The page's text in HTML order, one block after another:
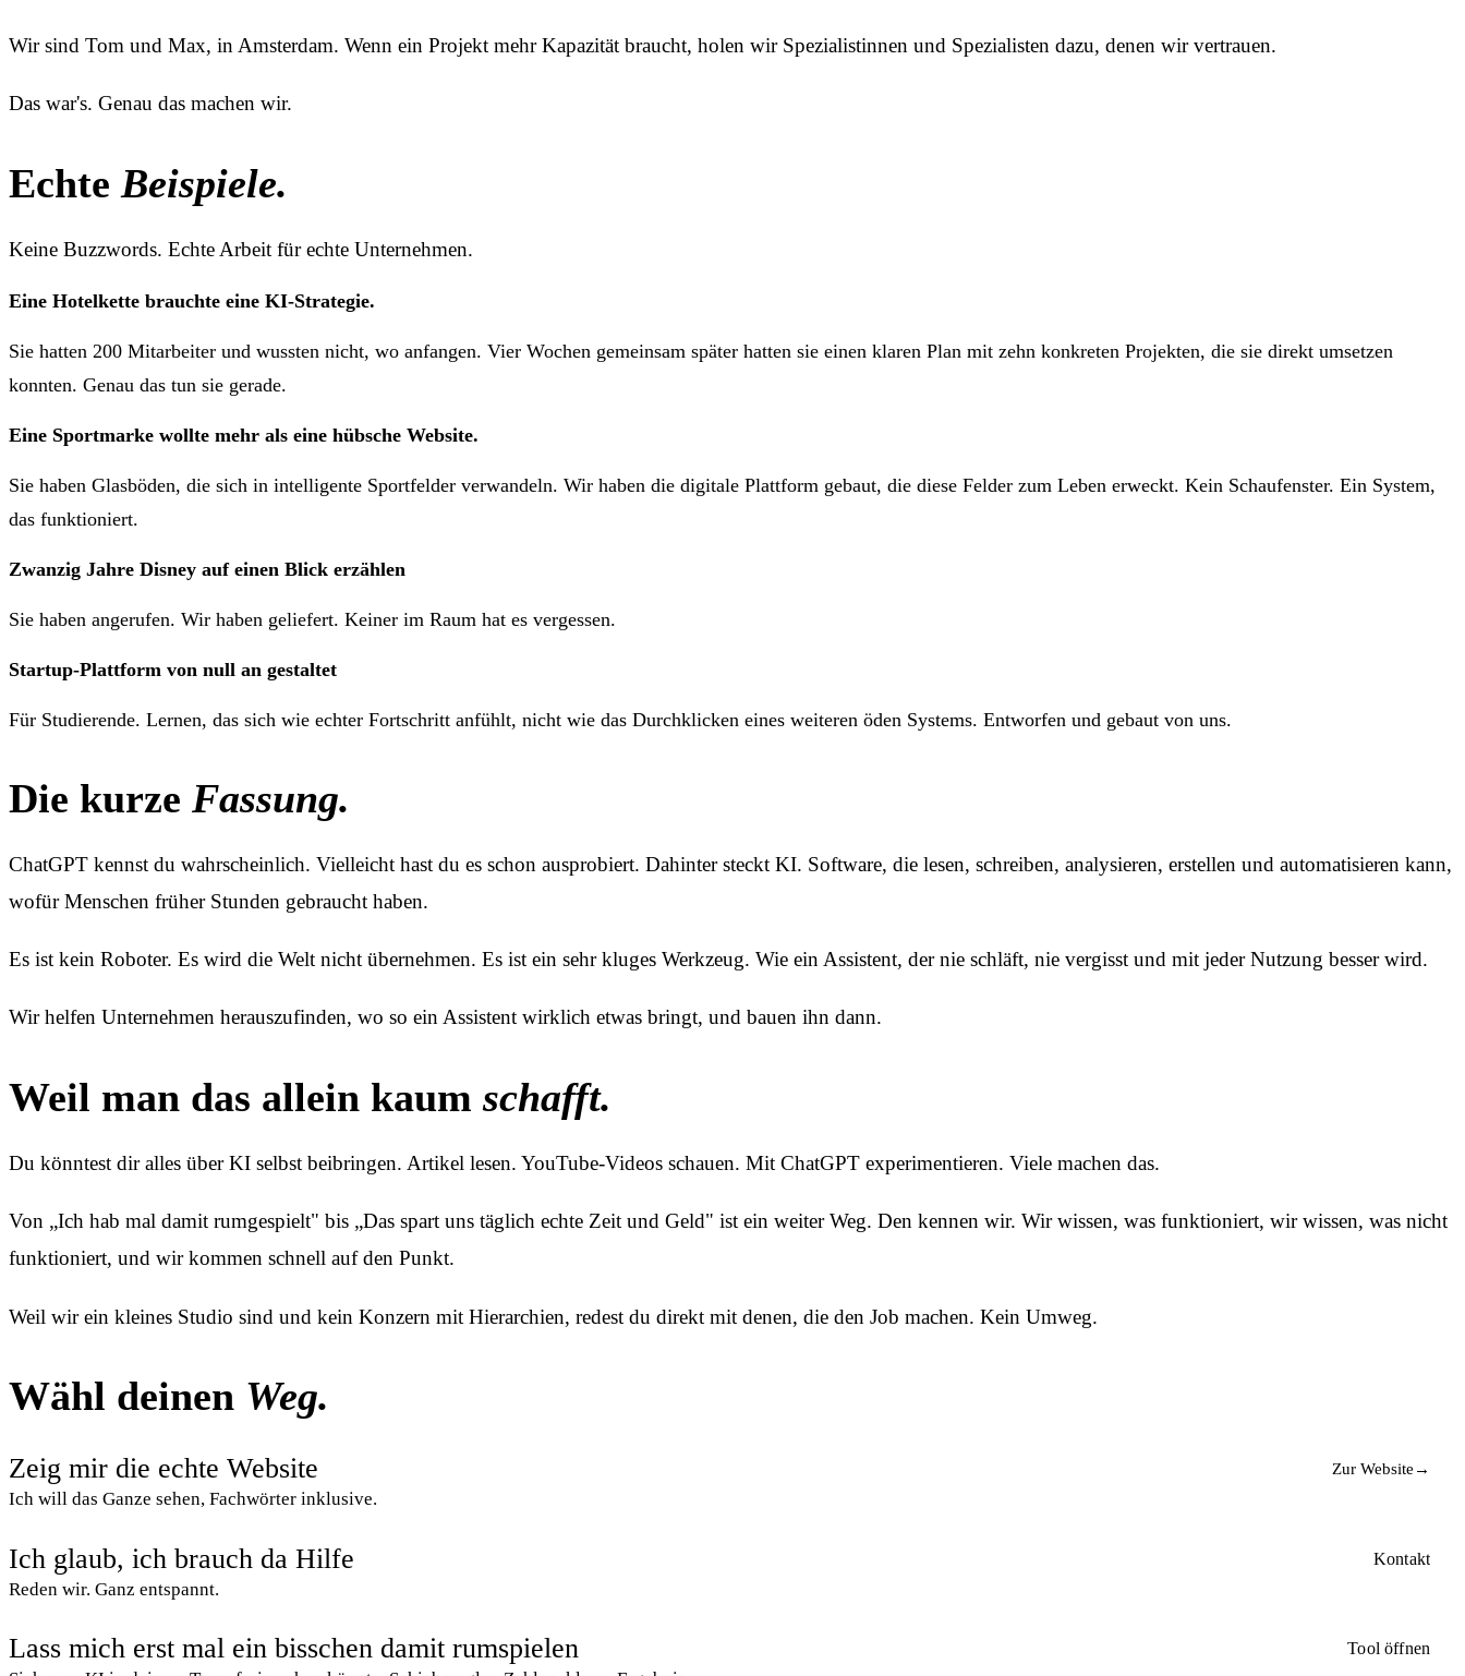
Wir sind Tom und Max, in Amsterdam. Wenn ein Projekt mehr Kapazität braucht, holen wir Spezialistinnen und Spezialisten dazu, denen wir vertrauen.
Das war's. Genau das machen wir.
Echte Beispiele.
Keine Buzzwords. Echte Arbeit für echte Unternehmen.
Eine Hotelkette brauchte eine KI-Strategie.
Sie hatten 200 Mitarbeiter und wussten nicht, wo anfangen. Vier Wochen gemeinsam später hatten sie einen klaren Plan mit zehn konkreten Projekten, die sie direkt umsetzen
konnten. Genau das tun sie gerade.
Eine Sportmarke wollte mehr als eine hübsche Website.
Sie haben Glasböden, die sich in intelligente Sportfelder verwandeln. Wir haben die digitale Plattform gebaut, die diese Felder zum Leben erweckt. Kein Schaufenster. Ein System,
das funktioniert.
Zwanzig Jahre Disney auf einen Blick erzählen
Sie haben angerufen. Wir haben geliefert. Keiner im Raum hat es vergessen.
Startup-Plattform von null an gestaltet
Für Studierende. Lernen, das sich wie echter Fortschritt anfühlt, nicht wie das Durchklicken eines weiteren öden Systems. Entworfen und gebaut von uns.
Die kurze Fassung.
ChatGPT kennst du wahrscheinlich. Vielleicht hast du es schon ausprobiert. Dahinter steckt KI. Software, die lesen, schreiben, analysieren, erstellen und automatisieren kann,
wofür Menschen früher Stunden gebraucht haben.
Es ist kein Roboter. Es wird die Welt nicht übernehmen. Es ist ein sehr kluges Werkzeug. Wie ein Assistent, der nie schläft, nie vergisst und mit jeder Nutzung besser wird.
Wir helfen Unternehmen herauszufinden, wo so ein Assistent wirklich etwas bringt, und bauen ihn dann.
Weil man das allein kaumschafft.
Du könntest dir alles über KI selbst beibringen. Artikel lesen. YouTube-Videos schauen. Mit ChatGPT experimentieren. Viele machen das.
Von „Ich hab mal damit rumgespielt" bis „Das spart uns täglich echte Zeit und Geld" ist ein weiter Weg. Den kennen wir. Wir wissen, was funktioniert, wir wissen, was nicht
funktioniert, und wir kommen schnell auf den Punkt.
Weil wir ein kleines Studio sind und kein Konzern mit Hierarchien, redest du direkt mit denen, die den Job machen. Kein Umweg.
Wähl deinen Weg.
Zeig mir die echte Website
Ich will das Ganze sehen, Fachwörter inklusive.
Zur Website →
Ich glaub, ich brauch da Hilfe
Reden wir. Ganz entspannt.
Kontakt
Lass mich erst mal ein bisschen damit rumspielen
Tool öffnen